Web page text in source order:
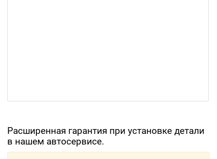
Расширенная гарантия при установке детали
в нашем автосервисе.